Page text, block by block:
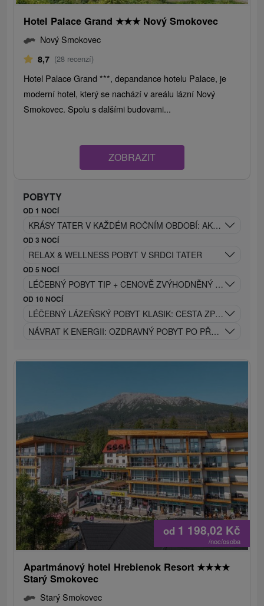
Hotel Palace Grand ★★★ Nový Smokovec
Nový Smokovec
8,7 (28 recenzí)
Hotel Palace Grand ***, depandance hotelu Palace, je
moderní hotel, který se nachází v areálu lázní Nový
Smokovec. Spolu s dalšími budovami...
ZOBRAZIT
POBYTY
OD 1 NOCÍ
KRÁSY TATER V KAŽDÉM ROČNÍM OBDOBÍ: AKTIVNÍ
OD 3 NOCÍ
RELAX & WELLNESS POBYT V SRDCI TATER
OD 5 NOCÍ
LÉČEBNÝ POBYT TIP + CENOVĚ ZVÝHODNĚNÝ SENIOR
OD 10 NOCÍ
LÉČEBNÝ LÁZEŇSKÝ POBYT KLASIK: CESTA ZPĚT K SÍLE A
NÁVRAT K ENERGII: OZDRAVNÝ POBYT PO PŘEKONÁNÍ
od 1 198,02 Kč
/noc/osoba
Apartmánový hotel Hrebienok Resort ★★★★
Starý Smokovec
Starý Smokovec